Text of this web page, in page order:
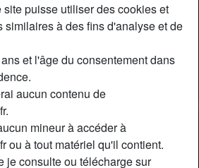
puisse utiliser des cookies et
similaires à des fins d'analyse et de
et l'âge du consentement dans
aucun contenu de
mineur à accéder à
ou à tout matériel qu'il contient.
je consulte ou télécharge sur
MarieBaugé
40